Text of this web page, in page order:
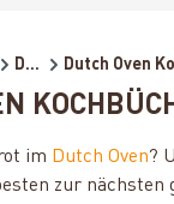
Dutch Oven Dutch Oven
im Dutch Oven?
zur nächsten